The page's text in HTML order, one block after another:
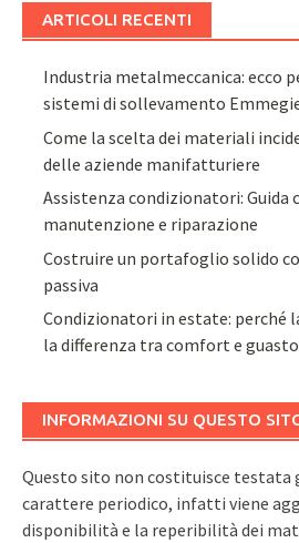
ARTICOLI RECENTI
Industria metalmeccanica: ecco
sistemi di sollevamento
Come la scelta dei materiali
delle aziende manifatturiere
Assistenza condizionatori: Guida
manutenzione e riparazione
Costruire un portafoglio solido
passiva
Condizionatori in estate: perché
la differenza tra comfort e guasto
INFORMAZIONI SU QUESTO
Questo sito non costituisce testata
carattere periodico, infatti viene
disponibilità e la reperibilità dei